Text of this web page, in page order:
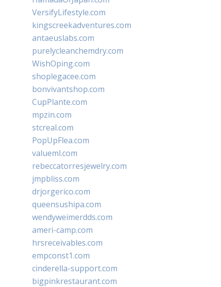
VersifyLifestyle.com
kingscreekadventures.com
antaeuslabs.com
purelycleanchemdry.com
WishOping.com
shoplegacee.com
bonvivantshop.com
CupPlante.com
mpzin.com
stcreal.com
PopUpFlea.com
valueml.com
rebeccatorresjewelry.com
jmpbliss.com
drjorgerico.com
queensushipa.com
wendyweimerdds.com
ameri-camp.com
hrsreceivables.com
empconst1.com
cinderella-support.com
bigpinkrestaurant.com